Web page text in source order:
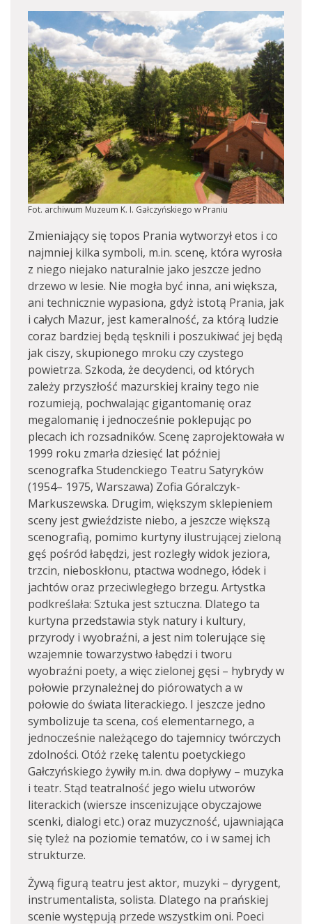
Fot. archiwum Muzeum K. I. Gałczyńskiego w Praniu
Zmieniający się topos Prania wytworzył etos i co
najmniej kilka symboli, m.in. scenę, która wyrosła
z niego niejako naturalnie jako jeszcze jedno
drzewo w lesie. Nie mogła być inna, ani większa,
ani technicznie wypasiona, gdyż istotą Prania, jak
i całych Mazur, jest kameralność, za którą ludzie
coraz bardziej będą tęsknili i poszukiwać jej będą
jak ciszy, skupionego mroku czy czystego
powietrza. Szkoda, że decydenci, od których
zależy przyszłość mazurskiej krainy tego nie
rozumieją, pochwalając gigantomanię oraz
megalomanię i jednocześnie poklepując po
plecach ich rozsadników. Scenę zaprojektowała w
1999 roku zmarła dziesięć lat później
scenografka Studenckiego Teatru Satyryków
(1954– 1975, Warszawa) Zofia Góralczyk-
Markuszewska. Drugim, większym sklepieniem
sceny jest gwieździste niebo, a jeszcze większą
scenografią, pomimo kurtyny ilustrującej zieloną
gęś pośród łabędzi, jest rozległy widok jeziora,
trzcin, nieboskłonu, ptactwa wodnego, łódek i
jachtów oraz przeciwległego brzegu. Artystka
podkreślała: Sztuka jest sztuczna. Dlatego ta
kurtyna przedstawia styk natury i kultury,
przyrody i wyobraźni, a jest nim tolerujące się
wzajemnie towarzystwo łabędzi i tworu
wyobraźni poety, a więc zielonej gęsi – hybrydy w
połowie przynależnej do piórowatych a w
połowie do świata literackiego. I jeszcze jedno
symbolizuje ta scena, coś elementarnego, a
jednocześnie należącego do tajemnicy twórczych
zdolności. Otóż rzekę talentu poetyckiego
Gałczyńskiego żywiły m.in. dwa dopływy – muzyka
i teatr. Stąd teatralność jego wielu utworów
literackich (wiersze inscenizujące obyczajowe
scenki, dialogi etc.) oraz muzyczność, ujawniająca
się tyleż na poziomie tematów, co i w samej ich
strukturze.
Żywą figurą teatru jest aktor, muzyki – dyrygent,
instrumentalista, solista. Dlatego na prańskiej
scenie występują przede wszystkim oni. Poeci